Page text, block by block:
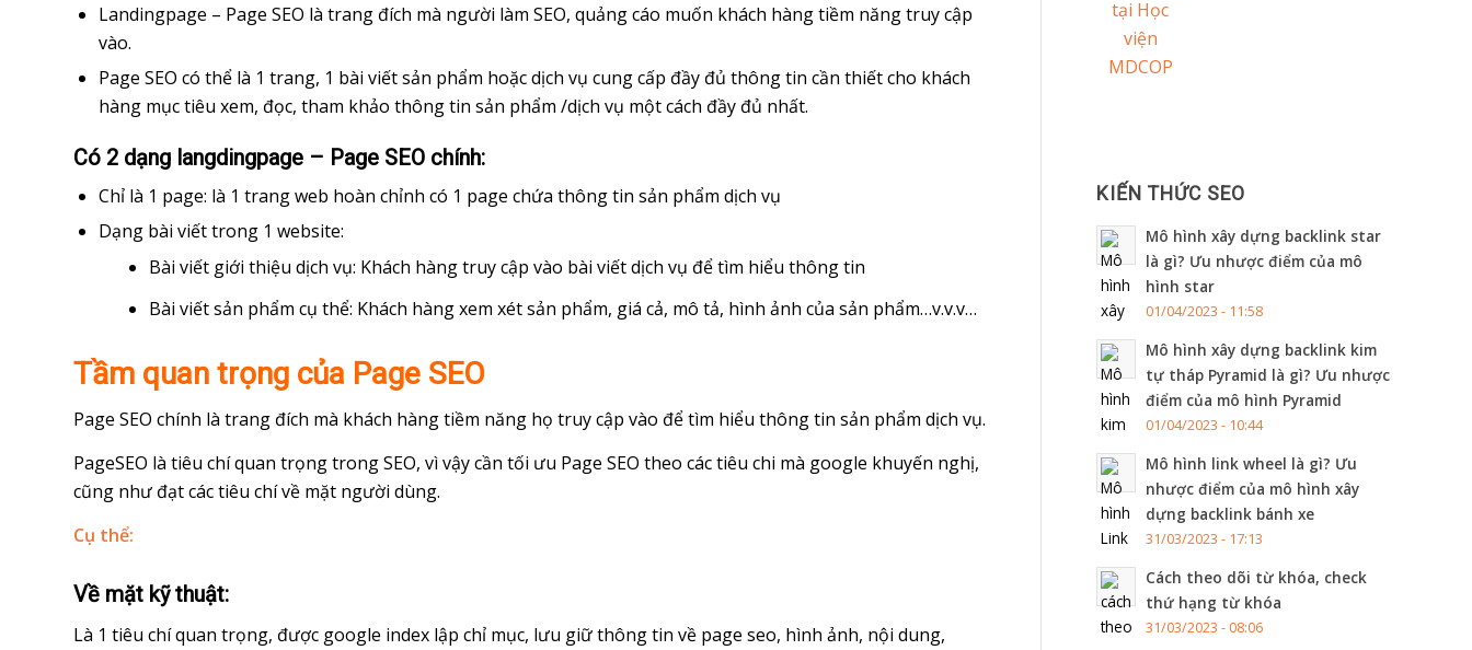
Landingpage – Page SEO là trang đích mà người làm SEO, quảng cáo muốn khách hàng tiềm năng truy cập
vào.
Page SEO có thể là 1 trang, 1 bài viết sản phẩm hoặc dịch vụ cung cấp đầy đủ thông tin cần thiết cho khách
hàng mục tiêu xem, đọc, tham khảo thông tin sản phẩm /dịch vụ một cách đầy đủ nhất.
Có 2 dạng langdingpage – Page SEO chính:
Chỉ là 1 page: là 1 trang web hoàn chỉnh có 1 page chứa thông tin sản phẩm dịch vụ
Dạng bài viết trong 1 website:
Bài viết giới thiệu dịch vụ: Khách hàng truy cập vào bài viết dịch vụ để tìm hiểu thông tin
Bài viết sản phẩm cụ thể: Khách hàng xem xét sản phẩm, giá cả, mô tả, hình ảnh của sản phẩm…v.v.v…
Tầm quan trọng của Page SEO
Page SEO chính là trang đích mà khách hàng tiềm năng họ truy cập vào để tìm hiểu thông tin sản phẩm dịch vụ.
PageSEO là tiêu chí quan trọng trong SEO, vì vậy cần tối ưu Page SEO theo các tiêu chi mà google khuyến nghị,
cũng như đạt các tiêu chí về mặt người dùng.
Cụ thể:
Về mặt kỹ thuật:
Là 1 tiêu chí quan trọng, được google index lập chỉ mục, lưu giữ thông tin về page seo, hình ảnh, nội dung,
KIẾN THỨC SEO
Mô hình xây dựng backlink star
là gì? Ưu nhược điểm của mô
hình star
01/04/2023 - 11:58
Mô hình xây dựng backlink kim
tự tháp Pyramid là gì? Ưu nhược
điểm của mô hình Pyramid
01/04/2023 - 10:44
Mô hình link wheel là gì? Ưu
nhược điểm của mô hình xây
dựng backlink bánh xe
31/03/2023 - 17:13
Cách theo dõi từ khóa, check
thứ hạng từ khóa
31/03/2023 - 08:06